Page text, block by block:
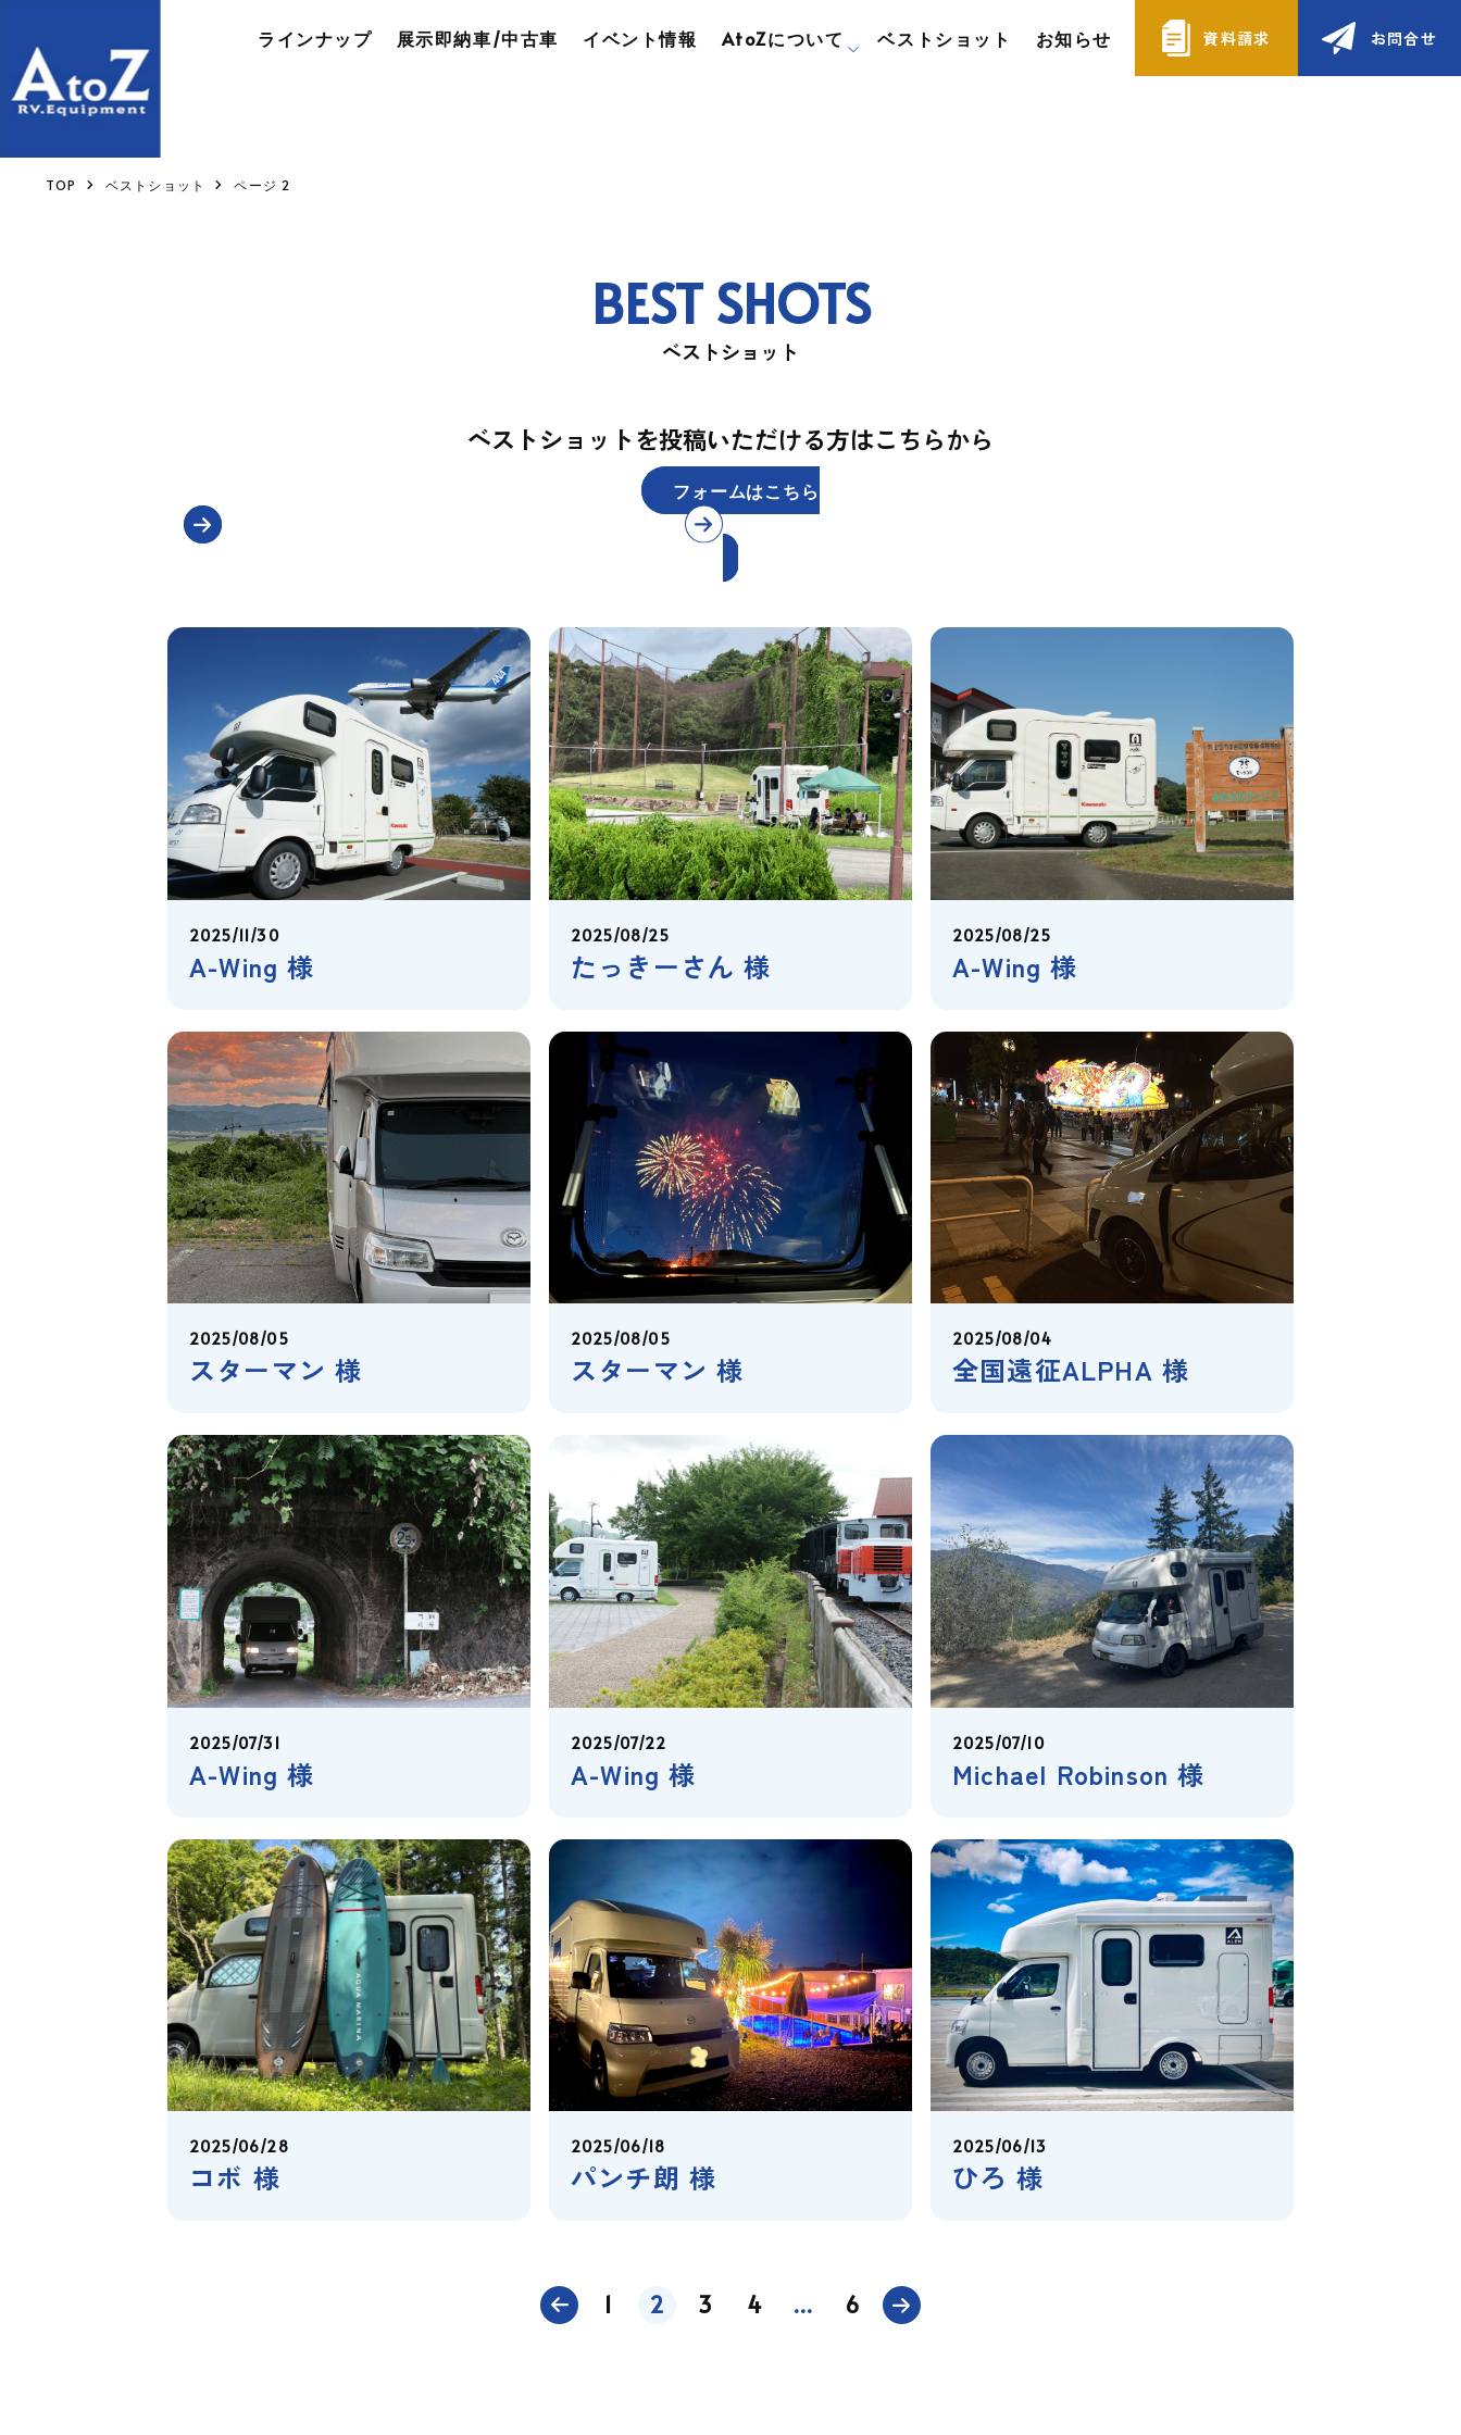
ラインナップ 展示即納車/中古車 イベント情報 AtoZについて ベストショット お知らせ 資料請求 お問合せ
TOP ベストショット ページ 2
BEST SHOTS
ベストショット
ベストショットを投稿いただける方はこちらから
フォームはこちら
2025/11/30
A-Wing 様
2025/08/25
たっきーさん 様
2025/08/25
A-Wing 様
2025/08/05
スターマン 様
2025/08/05
スターマン 様
2025/08/04
全国遠征ALPHA 様
2025/07/31
A-Wing 様
2025/07/22
A-Wing 様
2025/07/10
Michael Robinson 様
2025/06/28
コボ 様
2025/06/18
パンチ朗 様
2025/06/13
ひろ 様
1 2 3 4 … 6